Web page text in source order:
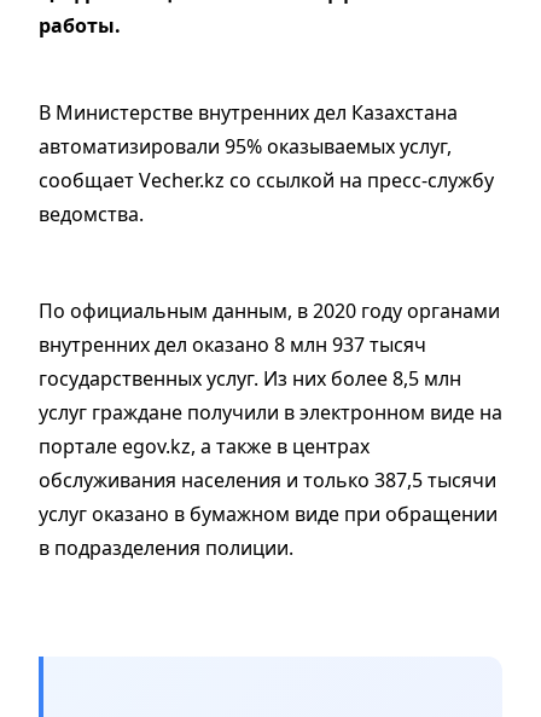
работы.
В Министерстве внутренних дел Казахстана
автоматизировали 95% оказываемых услуг,
сообщает Vecher.kz со ссылкой на пресс-службу
ведомства.
По официальным данным, в 2020 году органами
внутренних дел оказано 8 млн 937 тысяч
государственных услуг. Из них более 8,5 млн
услуг граждане получили в электронном виде на
портале egov.kz, а также в центрах
обслуживания населения и только 387,5 тысячи
услуг оказано в бумажном виде при обращении
в подразделения полиции.